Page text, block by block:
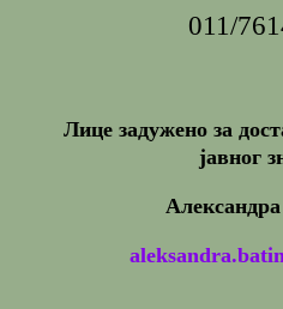
011/
Лице задужено за
јавног